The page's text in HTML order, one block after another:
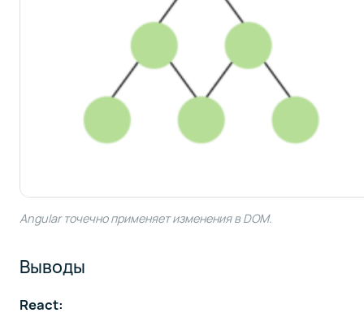
Angular точечно применяет изменения в DOM.
Выводы
React: